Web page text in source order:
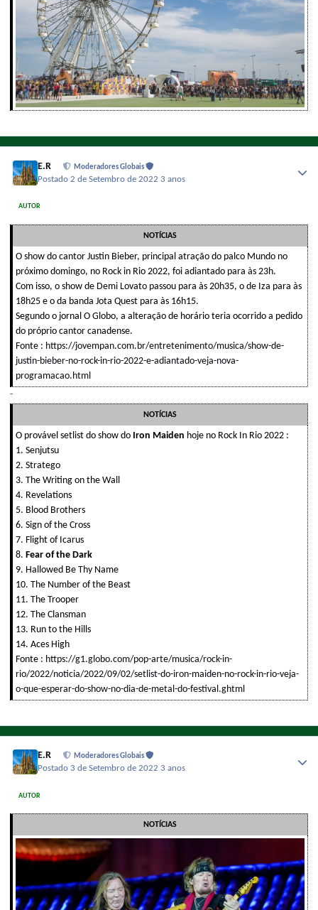
E.R Moderadores Globais
Postado2 de Setembro de 2022 3 anos
AUTOR
NOTÍCIAS
O show do cantor Justin Bieber, principal atração do palco Mundo no
próximo domingo, no Rock in Rio 2022, foi adiantado para às 23h.
Com isso, o show de Demi Lovato passou para às 20h35, o de Iza para às
18h25 e o da banda Jota Quest para às 16h15.
Segundo o jornal O Globo, a alteração de horário teria ocorrido a pedido
do próprio cantor canadense.
Fonte : https://jovempan.com.br/entretenimento/musica/show-de-
justin-bieber-no-rock-in-rio-2022-e-adiantado-veja-nova-
programacao.html
-
NOTÍCIAS
O provável setlist do show do Iron Maiden hoje no Rock In Rio 2022 :
1. Senjutsu
2. Stratego
3. The Writing on the Wall
4. Revelations
5. Blood Brothers
6. Sign of the Cross
7. Flight of Icarus
8. Fear of the Dark
9. Hallowed Be Thy Name
10. The Number of the Beast
11. The Trooper
12. The Clansman
13. Run to the Hills
14. Aces High
Fonte : https://g1.globo.com/pop-arte/musica/rock-in-
rio/2022/noticia/2022/09/02/setlist-do-iron-maiden-no-rock-in-rio-veja-
o-que-esperar-do-show-no-dia-de-metal-do-festival.ghtml
E.R Moderadores Globais
Postado 3 de Setembro de 2022 3 anos
AUTOR
NOTÍCIAS